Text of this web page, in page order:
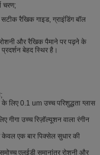
चरण;
रैखिक गाइड, ग्राइंडिंग बॉल
और रैखिक पैमाने पर पढ़ने के
बेहद स्थिर है।
लिए 0.1 um उच्च परिशुद्धता ग्लास
उच्च रिज़ॉल्यूशन वाला रंगीन
एक बार पिक्सेल सुधार की
एलईडी समानांतर रोशनी और